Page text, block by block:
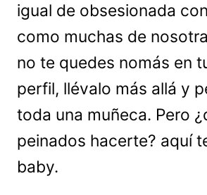
igual de obsesionada
como muchas de
no te quedes nomás en
perfil, llévalo más allá y
toda una muñeca. Pero
peinados hacerte? aquí
baby.